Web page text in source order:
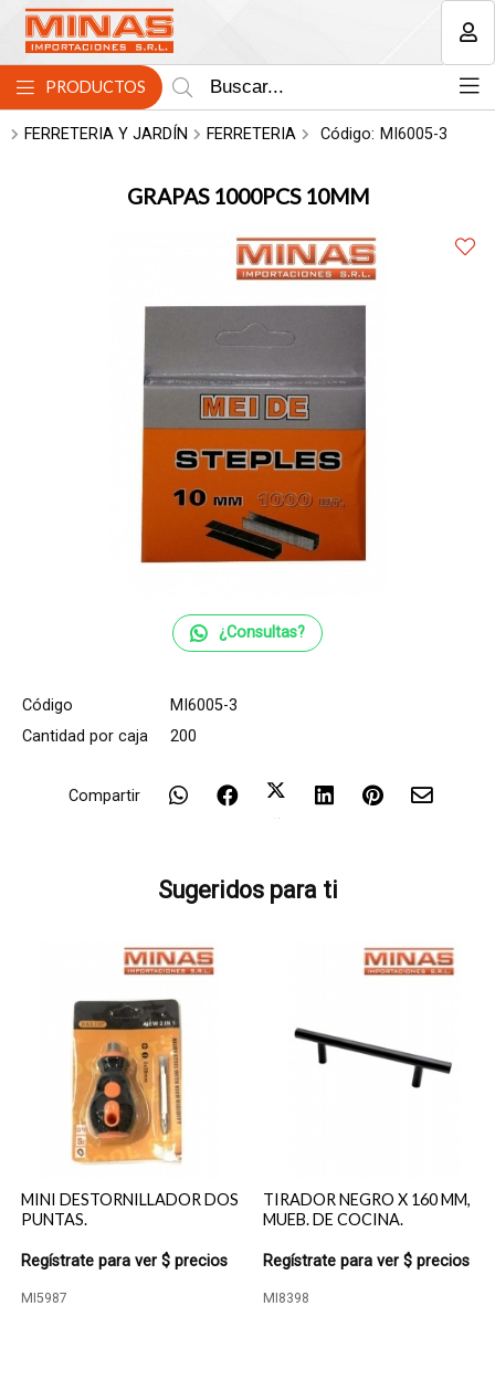
PRODUCTOS
FERRETERIA Y JARDÍN FERRETERIA Código: MI6005-3
GRAPAS 1000PCS 10MM
¿Consultas?
Código
MI6005-3
Cantidad por caja
200
Compartir
Sugeridos para ti
MINI DESTORNILLADOR DOS
PUNTAS.
Regístrate para ver $ precios
MI5987
TIRADOR NEGRO X 160 MM,
MUEB. DE COCINA.
Regístrate para ver $ precios
MI8398